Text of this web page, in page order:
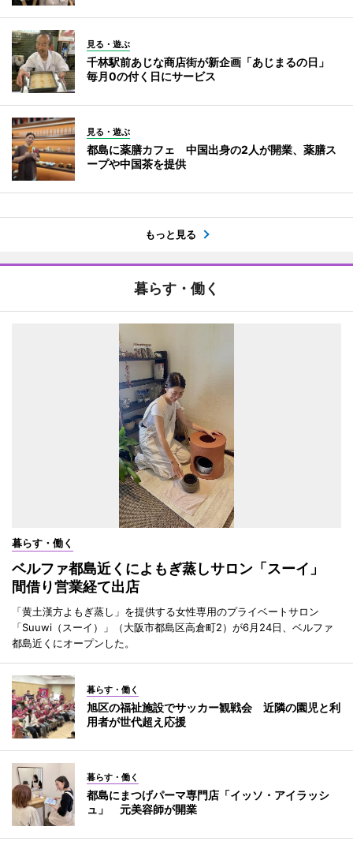
見る・遊ぶ
千林駅前あじな商店街が新企画「あじまるの日」
毎月0の付く日にサービス
見る・遊ぶ
都島に薬膳カフェ 中国出身の2人が開業、薬膳ス
ープや中国茶を提供
もっと見る
暮らす・働く
暮らす・働く
ベルファ都島近くによもぎ蒸しサロン「スーイ」
間借り営業経て出店
「黄土漢方よもぎ蒸し」を提供する女性専用のプライベートサロン
「Suuwi（スーイ）」（大阪市都島区高倉町2）が6月24日、ベルファ
都島近くにオープンした。
暮らす・働く
旭区の福祉施設でサッカー観戦会 近隣の園児と利
用者が世代超え応援
暮らす・働く
都島にまつげパーマ専門店「イッソ・アイラッシ
ュ」 元美容師が開業